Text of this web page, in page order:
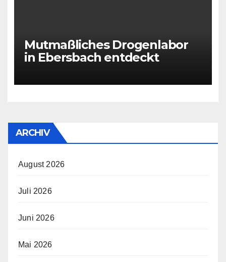
Mutmaßliches Drogenlabor
in Ebersbach entdeckt
ARCHIV
August 2026
Juli 2026
Juni 2026
Mai 2026